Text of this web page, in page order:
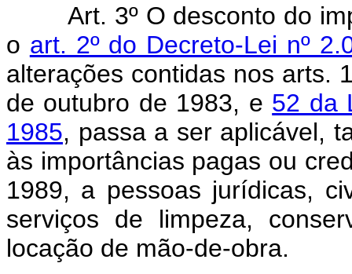
Art. 3º O desconto do
o art. 2º do Decreto-Lei nº
alterações contidas nos arts.
de outubro de 1983, e 52 da
1985, passa a ser aplicável,
às importâncias pagas ou
1989, a pessoas jurídicas,
serviços de limpeza,
locação de mão-de-